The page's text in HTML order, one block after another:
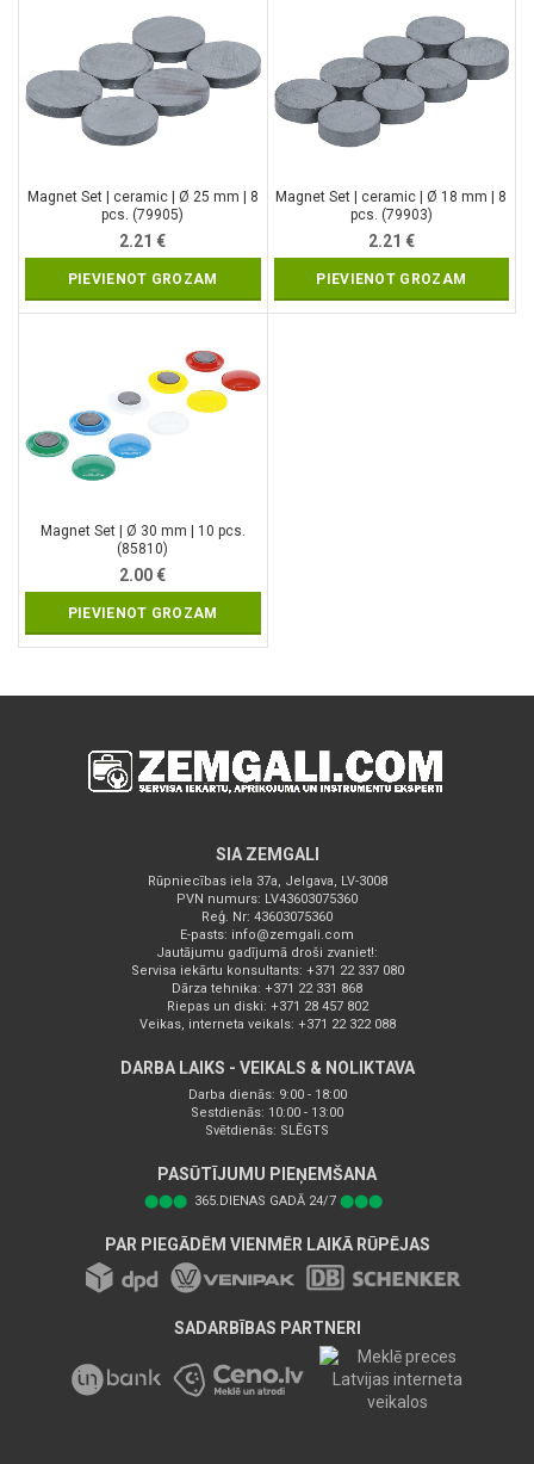
Magnet Set | ceramic | Ø 25 mm | 8
pcs. (79905)
2.21€
PIEVIENOT GROZAM
Magnet Set | ceramic | Ø 18 mm | 8
pcs. (79903)
2.21 €
PIEVIENOT GROZAM
Magnet Set | Ø 30 mm | 10 pcs.
(85810)
2.00€
PIEVIENOT GROZAM
SIA ZEMGALI
Rūpniecības iela 37a, Jelgava, LV-3008
PVN numurs: LV43603075360
Reģ. Nr: 43603075360
E-pasts: info@zemgali.com
Jautājumu gadījumā droši zvaniet!:
Servisa iekārtu konsultants: +371 22 337 080
Dārza tehnika: +371 22 331 868
Riepas un diski: +371 28 457 802
Veikas, interneta veikals: +371 22 322 088
DARBA LAIKS - VEIKALS & NOLIKTAVA
Darba dienās: 9:00 - 18:00
Sestdienās: 10:00 - 13:00
Svētdienās: SLĒGTS
PASŪTĪJUMU PIEŅEMŠANA
⬤⬤⬤ 365.DIENAS GADĀ 24/7 ⬤⬤⬤
PAR PIEGĀDĒM VIENMĒR LAIKĀ RŪPĒJAS
SADARBĪBAS PARTNERI